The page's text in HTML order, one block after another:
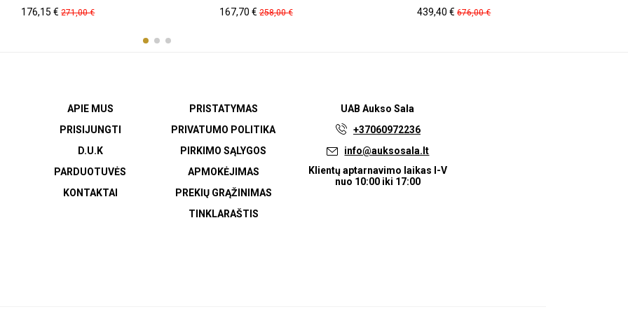
Kaina
176,15 € Pradinė
kaina
271,00 € Kaina
167,70 €Pradinė
kaina
258,00 € Kaina
439,40 € Pradinė
kaina
676,00 €
APIE MUS
PRISIJUNGTI
D.U.K
PARDUOTUVĖS
KONTAKTAI
PRISTATYMAS
PRIVATUMO POLITIKA
PIRKIMO SĄLYGOS
APMOKĖJIMAS
PREKIŲ GRĄŽINIMAS
TINKLARAŠTIS
UABAukso Sala
+37060972236
info@auksosala.lt
Klientų aptarnavimo laikas I-V
nuo 10:00 iki 17:00